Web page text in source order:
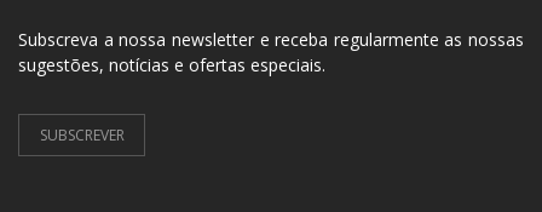
Subscreva a nossa newsletter e receba regularmente as nossas
sugestões, notícias e ofertas especiais.
SUBSCREVER